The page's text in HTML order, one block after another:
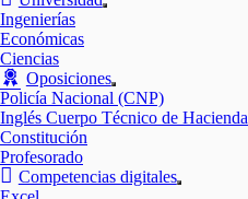
Mostrar
Ingenierías
Económicas
Ciencias
Oposiciones
Mostrar
el
submenú
Policía Nacional (CNP)
Inglés Cuerpo Técnico de Hacienda
Constitución
Profesorado
Competencias digitales
Mostrar